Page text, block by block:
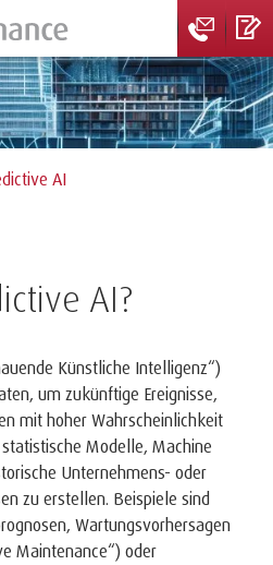
AI
AI?
Künstliche Intelligenz“)
um zukünftige Ereignisse,
mit hoher Wahrscheinlichkeit
Modelle, Machine
Unternehmens- oder
zu erstellen. Beispiele sind
Wartungsvorhersagen
Maintenance“) oder